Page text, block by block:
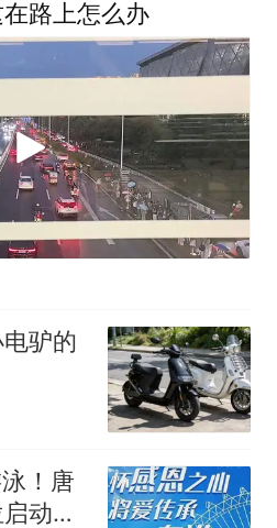
路上怎么办
驴的
！唐
动收